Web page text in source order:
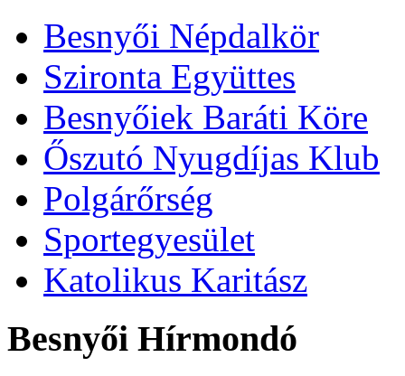
Besnyői Népdalkör
Szironta Együttes
Besnyőiek Baráti Köre
Őszutó Nyugdíjas Klub
Polgárőrség
Sportegyesület
Katolikus Karitász
Besnyői Hírmondó